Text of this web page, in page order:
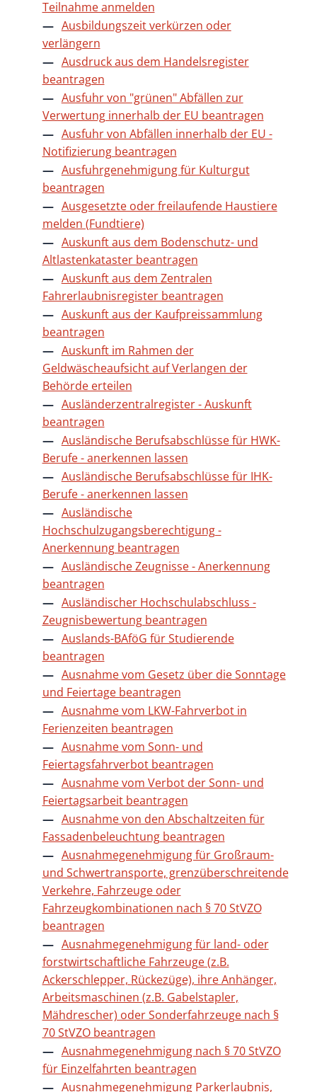
Teilnahme anmelden
Ausbildungszeit verkürzen oder
verlängern
Ausdruck aus dem Handelsregister
beantragen
Ausfuhr von "grünen" Abfällen zur
Verwertung innerhalb der EU beantragen
Ausfuhr von Abfällen innerhalb der EU -
Notifizierung beantragen
Ausfuhrgenehmigung für Kulturgut
beantragen
Ausgesetzte oder freilaufende Haustiere
melden (Fundtiere)
Auskunft aus dem Bodenschutz- und
Altlastenkataster beantragen
Auskunft aus dem Zentralen
Fahrerlaubnisregister beantragen
Auskunft aus der Kaufpreissammlung
beantragen
Auskunft im Rahmen der
Geldwäscheaufsicht auf Verlangen der
Behörde erteilen
Ausländerzentralregister - Auskunft
beantragen
Ausländische Berufsabschlüsse für HWK-
Berufe - anerkennen lassen
Ausländische Berufsabschlüsse für IHK-
Berufe - anerkennen lassen
Ausländische
Hochschulzugangsberechtigung -
Anerkennung beantragen
Ausländische Zeugnisse - Anerkennung
beantragen
Ausländischer Hochschulabschluss -
Zeugnisbewertung beantragen
Auslands-BAföG für Studierende
beantragen
Ausnahme vom Gesetz über die Sonntage
und Feiertage beantragen
Ausnahme vom LKW-Fahrverbot in
Ferienzeiten beantragen
Ausnahme vom Sonn- und
Feiertagsfahrverbot beantragen
Ausnahme vom Verbot der Sonn- und
Feiertagsarbeit beantragen
Ausnahme von den Abschaltzeiten für
Fassadenbeleuchtung beantragen
Ausnahmegenehmigung für Großraum-
und Schwertransporte, grenzüberschreitende
Verkehre, Fahrzeuge oder
Fahrzeugkombinationen nach § 70 StVZO
beantragen
Ausnahmegenehmigung für land- oder
forstwirtschaftliche Fahrzeuge (z.B.
Ackerschlepper, Rückezüge), ihre Anhänger,
Arbeitsmaschinen (z.B. Gabelstapler,
Mähdrescher) oder Sonderfahrzeuge nach §
70 StVZO beantragen
Ausnahmegenehmigung nach § 70 StVZO
für Einzelfahrten beantragen
Ausnahmegenehmigung Parkerlaubnis,